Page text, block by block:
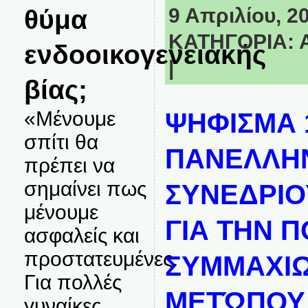
θύμα
ενδοοικογενειακής
βίας;
«Μένουμε
σπίτι θα
πρέπει να
σημαίνει πως
μένουμε
ασφαλείς και
προστατευμένες.
Για πολλές
9 Απριλίου,
ΚΑΤΗΓΟΡΙΑ:
|
ΨΗΦΙΣΜΑ
ΓΙΑ ΤΗΝ
ΜΕΤΏΠΟΥ